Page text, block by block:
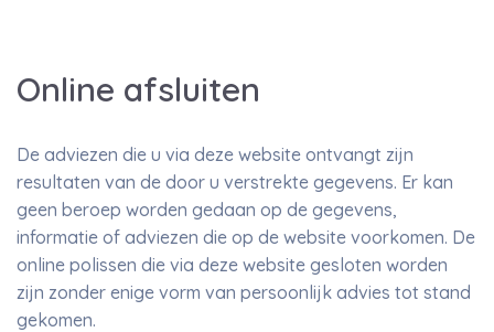
Online afsluiten
De adviezen die u via deze website ontvangt zijn
resultaten van de door u verstrekte gegevens. Er kan
geen beroep worden gedaan op de gegevens,
informatie of adviezen die op de website voorkomen. De
online polissen die via deze website gesloten worden
zijn zonder enige vorm van persoonlijk advies tot stand
gekomen.